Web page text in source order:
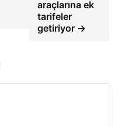
araçlarına ek
tarifeler
getiriyor →